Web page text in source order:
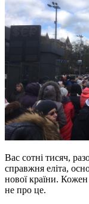
Вас сотні тисяч,
справжня еліта,
нової країни. Кожен
не про це.